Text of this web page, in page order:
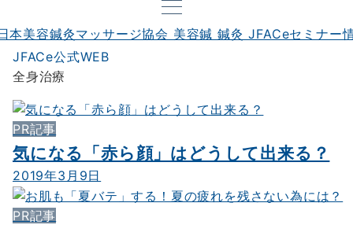
JFACe公式WEB
全身治療
PR記事
気になる「赤ら顔」はどうして出来る？
2019年3月9日
PR記事